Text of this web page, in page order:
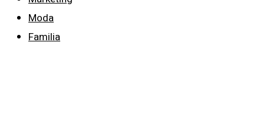
Moda
Familia